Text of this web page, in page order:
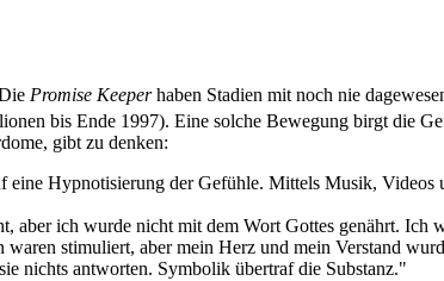
Promise Keeperhaben Stadien mit noch nie
bis Ende 1997). Eine solche Bewegung birgt die
gibt zu denken:
eine Hypnotisierung der Gefühle. Mittels Musik, Videos
aber ich wurde nicht mit dem Wort Gottes genährt. Ich
stimuliert, aber mein Herz und mein Verstand
nichts antworten. Symbolik übertraf die Substanz."